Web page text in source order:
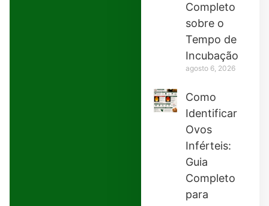
Completo
sobre o
Tempo de
Incubação
agosto 6, 2026
Como
Identificar
Ovos
Inférteis:
Guia
Completo
para